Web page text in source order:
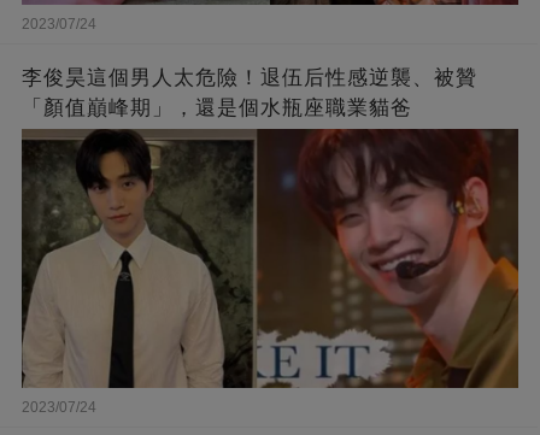
2023/07/24
李俊昊這個男人太危險！退伍后性感逆襲、被贊
「顏值巔峰期」，還是個水瓶座職業貓爸
2023/07/24